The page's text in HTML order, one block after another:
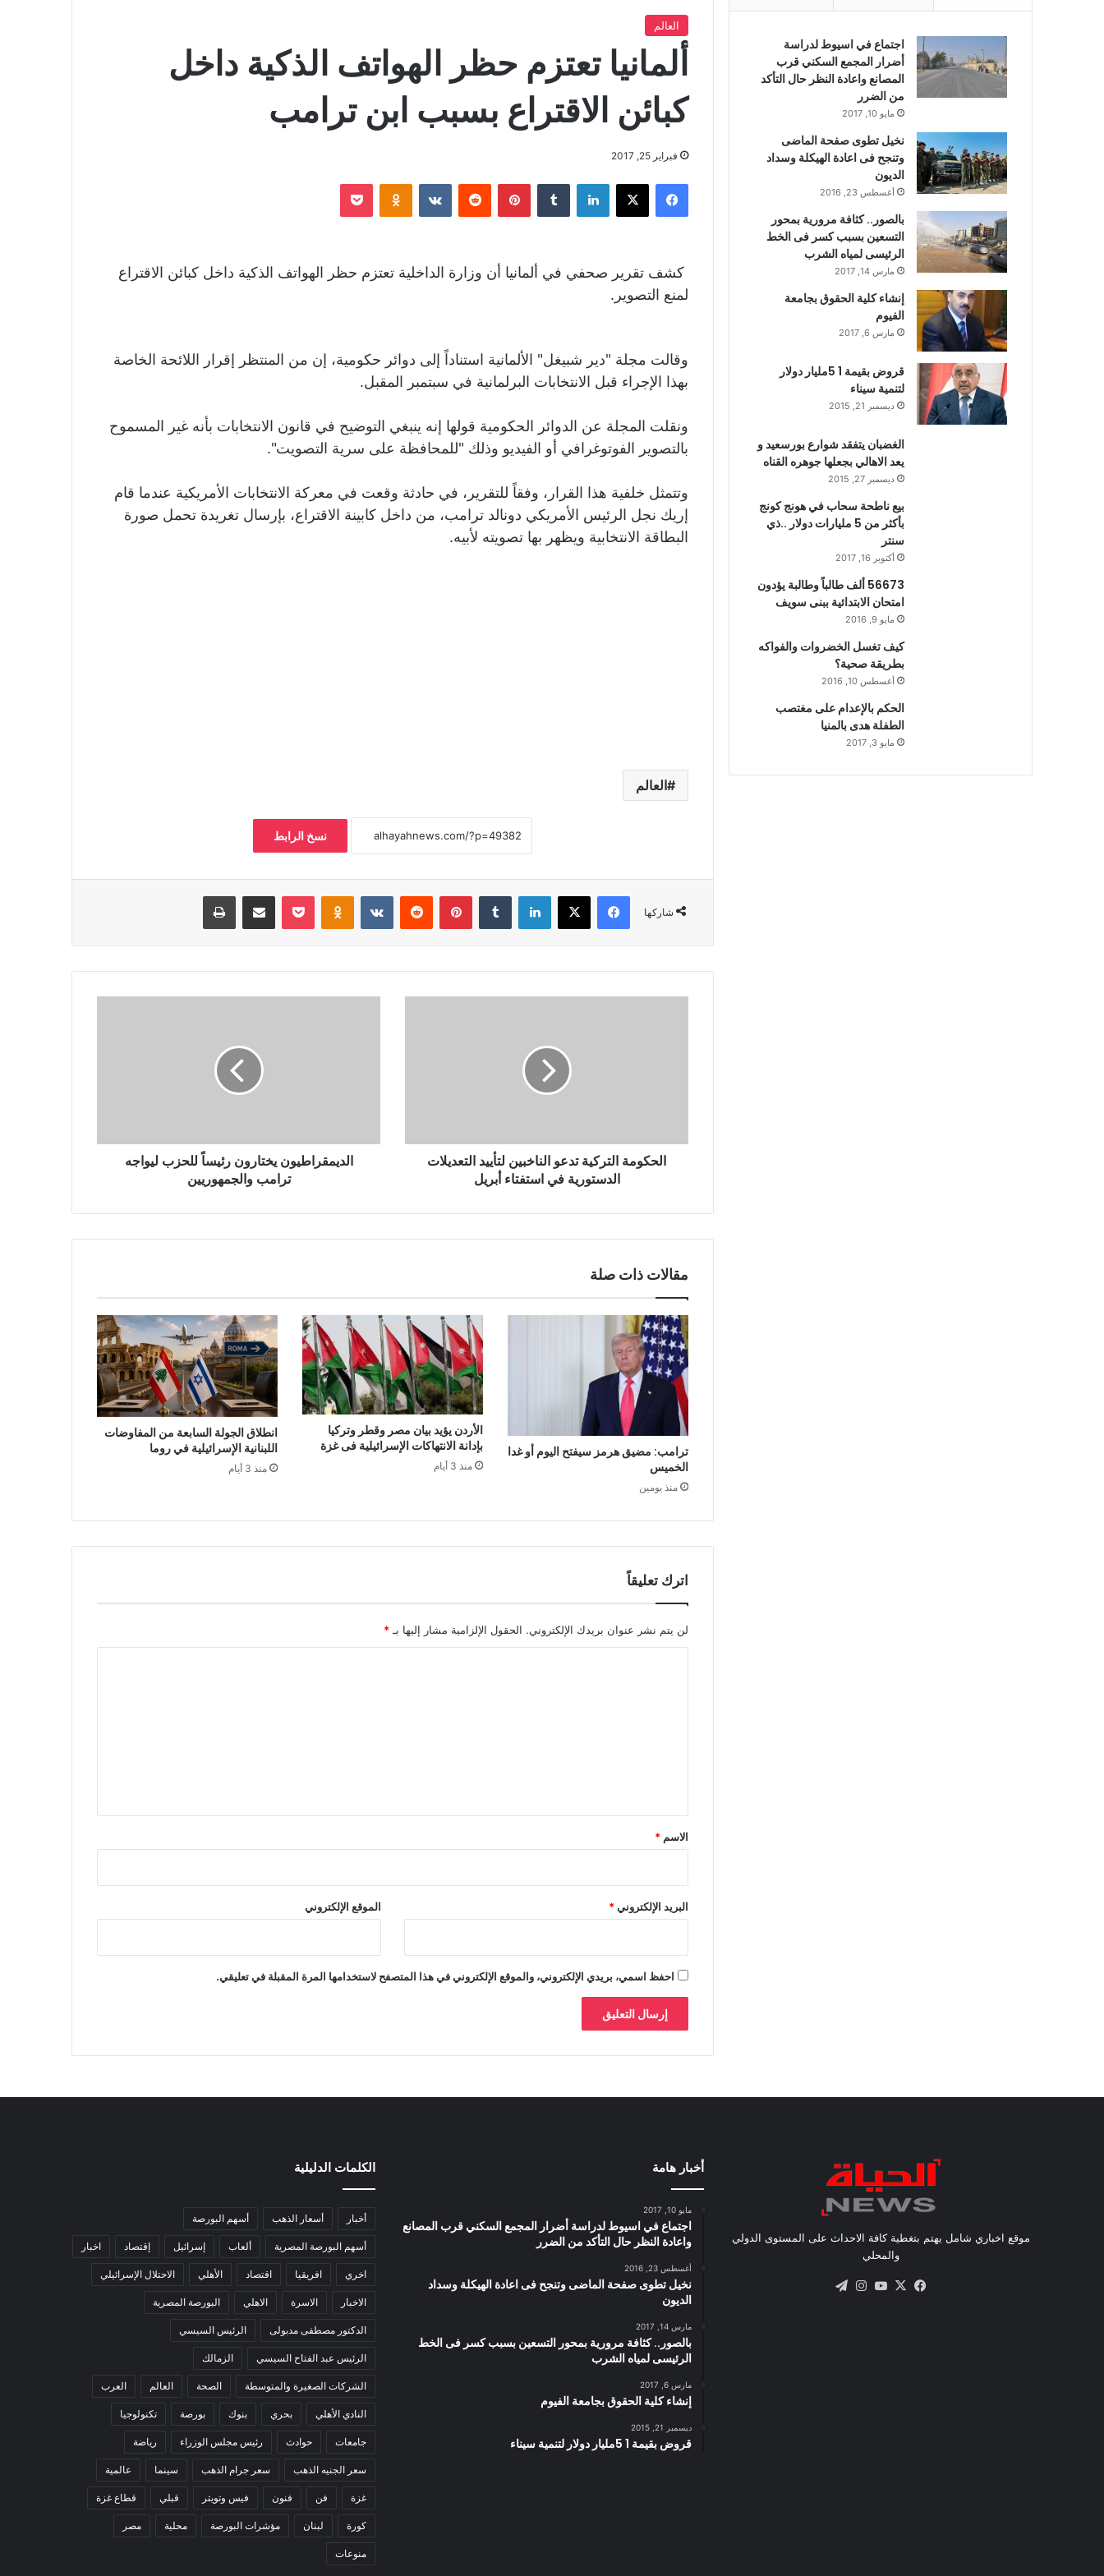
العالم
ألمانيا تعتزم حظر الهواتف الذكية داخل
كبائن الاقتراع بسبب ابن ترامب
فبراير 25, 2017
فيسبوك لينكدإن بينتيريست
كشف تقرير صحفي في ألمانيا أن وزارة الداخلية تعتزم حظر الهواتف الذكية داخل كبائن الاقتراع
لمنع التصوير.
وقالت مجلة "دير شبيغل" الألمانية استناداً إلى دوائر حكومية، إن من المنتظر إقرار اللائحة الخاصة
بهذا الإجراء قبل الانتخابات البرلمانية في سبتمبر المقبل.
ونقلت المجلة عن الدوائر الحكومية قولها إنه ينبغي التوضيح في قانون الانتخابات بأنه غير المسموح
بالتصوير الفوتوغرافي أو الفيديو وذلك "للمحافظة على سرية التصويت".
وتتمثل خلفية هذا القرار، وفقاً للتقرير، في حادثة وقعت في معركة الانتخابات الأمريكية عندما قام
إريك نجل الرئيس الأمريكي دونالد ترامب، من داخل كابينة الاقتراع، بإرسال تغريدة تحمل صورة
البطاقة الانتخابية ويظهر بها تصويته لأبيه.
العالم
نسخ الرابط
شاركها
فيسبوك لينكدإن بينتيريست بوكيت
الحكومة التركية تدعو الناخبين لتأييد التعديلات
الدستورية في استفتاء أبريل
الديمقراطيون يختارون رئيساً للحزب ليواجه
ترامب والجمهوريين
مقالات ذات صلة
ترامب: مضيق هرمز سيفتح اليوم أو غدا
الخميس
منذ يومين
الأردن يؤيد بيان مصر وقطر وتركيا
بإدانة الانتهاكات الإسرائيلية فى غزة
منذ 3 أيام
انطلاق الجولة السابعة من المفاوضات
اللبنانية الإسرائيلية في روما
منذ 3 أيام
اترك تعليقاً
لن يتم نشر عنوان بريدك الإلكتروني. الحقول الإلزامية مشار إليها بـ *
*
الاسم *
البريد الإلكتروني* الموقع الإلكتروني
احفظ اسمي، بريدي الإلكتروني، والموقع الإلكتروني في هذا المتصفح لاستخدامها المرة المقبلة في تعليقي.
اجتماع في اسيوط لدراسة
أضرار المجمع السكني قرب
المصانع واعادة النظر حال التأكد
من الضرر
مايو 10, 2017
نخيل تطوى صفحة الماضى
وتنجح فى اعادة الهيكلة وسداد
الديون
أغسطس 23, 2016
بالصور.. كثافة مرورية بمحور
التسعين بسبب كسر فى الخط
الرئيسى لمياه الشرب
مارس 14, 2017
إنشاء كلية الحقوق بجامعة
الفيوم
مارس 6, 2017
قروض بقيمة 1 5مليار دولار
لتنمية سيناء
ديسمبر 21, 2015
الغضبان يتفقد شوارع بورسعيد و
يعد الاهالي بجعلها جوهره القناه
ديسمبر 27, 2015
بيع ناطحة سحاب في هونج كونج
بأكثر من 5 مليارات دولار ..ذي
سنتر
أكتوبر 16, 2017
56673 ألف طالباً وطالبة يؤدون
امتحان الابتدائية ببنى سويف
مايو 9, 2016
كيف تغسل الخضروات والفواكه
بطريقة صحية؟
أغسطس 10, 2016
الحكم بالإعدام على مغتصب
الطفلة هدى بالمنيا
مايو 3, 2017
موقع اخباري شامل يهتم بتغطية كافة الاحداث على المستوى الدولي
والمحلي
فيسبوك
X يوتيوبانستقرام
أخبار هامة
مايو 10, 2017
اجتماع في اسيوط لدراسة أضرار المجمع السكني قرب المصانع
واعادة النظر حال التأكد من الضرر
أغسطس 23, 2016
نخيل تطوى صفحة الماضى وتنجح فى اعادة الهيكلة وسداد
الديون
مارس 14, 2017
بالصور.. كثافة مرورية بمحور التسعين بسبب كسر فى الخط
الرئيسى لمياه الشرب
مارس 6, 2017
إنشاء كلية الحقوق بجامعة الفيوم
ديسمبر 21, 2015
قروض بقيمة 1 5مليار دولار لتنمية سيناء
الكلمات الدليلية
أخبار أسعار الذهب أسهم البورصة
أسهم البورصة المصرية ألعاب إسرائيل إقتصاد اخبار
اخري افريقيا اقتصاد الأهلي الاحتلال الإسرائيلي
الاخبار الاسرة الاهلي البورصة المصرية
الدكتور مصطفى مدبولى الرئيس السيسي
الرئيس عبد الفتاح السيسي الزمالك
الشركات الصغيرة والمتوسطة الصحة العالم العرب
النادي الأهلي بحري بنوك بورصة تكنولوجيا
جامعات حوادث رئيس مجلس الوزراء رياضة
سعر الجنيه الذهب سعر جرام الذهب سينما عالمية
غزة فن فنون فيس وتويتر قبلي قطاع غزة
كورة لبنان مؤشرات البورصة محلية مصر
منوعات